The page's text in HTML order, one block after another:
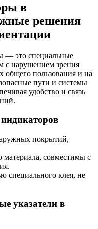
в
решения
— это специальные
с нарушением зрения
общего пользования и на
пути и системы
удобство и связь
покрытий,
материала, совместимы с
специального клея, не
указатели в